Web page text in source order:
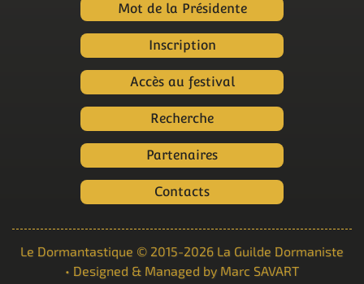
Mot de la Présidente
Inscription
Accès au festival
Recherche
Partenaires
Contacts
Le Dormantastique © 2015-2026 La Guilde Dormaniste
• Designed & Managed by Marc SAVART